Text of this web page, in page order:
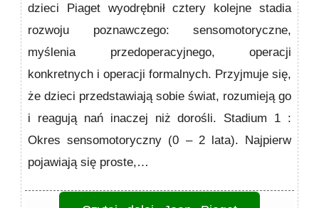
dzieci Piaget wyodrębnił cztery kolejne stadia
rozwoju poznawczego: sensomotoryczne,
myślenia przedoperacyjnego, operacji
konkretnych i ope­racji formalnych. Przyjmuje się,
że dzieci przedstawiają sobie świat, rozumieją go
i reagują nań inaczej niż dorośli. Stadium 1 :
Okres sensomotoryczny (0 – 2 lata). Najpierw
pojawiają się proste,…